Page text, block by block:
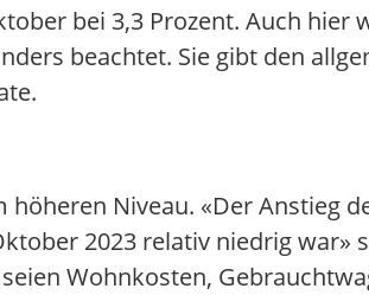
bei 3,3 Prozent. Auch hier
beachtet. Sie gibt den
Niveau. «Der Anstieg
2023 relativ niedrig war»
Wohnkosten,